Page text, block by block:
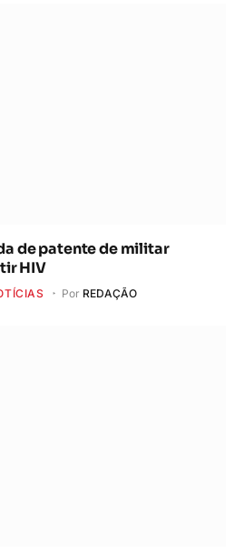
de patente de militar
HIV
Por REDAÇÃO